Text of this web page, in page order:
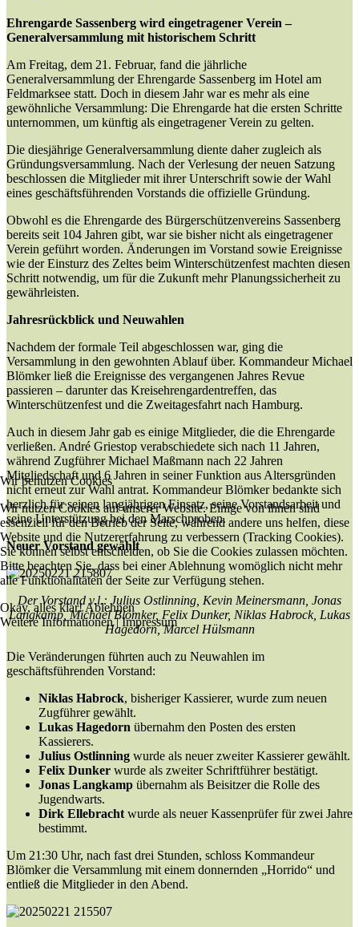
Ehrengarde Sassenberg wird eingetragener Verein –
Generalversammlung mit historischem Schritt
Am Freitag, dem 21. Februar, fand die jährliche
Generalversammlung der Ehrengarde Sassenberg im Hotel am
Feldmarksee statt. Doch in diesem Jahr war es mehr als eine
gewöhnliche Versammlung: Die Ehrengarde hat die ersten Schritte
unternommen, um künftig als eingetragener Verein zu gelten.
Die diesjährige Generalversammlung diente daher zugleich als
Gründungsversammlung. Nach der Verlesung der neuen Satzung
beschlossen die Mitglieder mit ihrer Unterschrift sowie der Wahl
eines geschäftsführenden Vorstands die offizielle Gründung.
Obwohl es die Ehrengarde des Bürgerschützenvereins Sassenberg
bereits seit 104 Jahren gibt, war sie bisher nicht als eingetragener
Verein geführt worden. Änderungen im Vorstand sowie Ereignisse
wie der Einsturz des Zeltes beim Winterschützenfest machten diesen
Schritt notwendig, um für die Zukunft mehr Planungssicherheit zu
gewährleisten.
Jahresrückblick und Neuwahlen
Nachdem der formale Teil abgeschlossen war, ging die
Versammlung in den gewohnten Ablauf über. Kommandeur Michael
Blömker ließ die Ereignisse des vergangenen Jahres Revue
passieren – darunter das Kreisehrengardentreffen, das
Winterschützenfest und die Zweitagesfahrt nach Hamburg.
Auch in diesem Jahr gab es einige Mitglieder, die die Ehrengarde
verließen. André Griestop verabschiedete sich nach 11 Jahren,
während Zugführer Michael Maßmann nach 22 Jahren
Mitgliedschaft und 6 Jahren in seiner Funktion aus Altersgründen
nicht erneut zur Wahl antrat. Kommandeur Blömker bedankte sich
herzlich für seinen langjährigen Einsatz, seine Vorstandsarbeit und
seine Unterstützung bei den Marschproben.
Neuer Vorstand gewählt
Der Vorstand v.l.: Julius Ostlinning, Kevin Meinersmann, Jonas
Langkamp, Michael Blömker, Felix Dunker, Niklas Habrock, Lukas
Hagedorn, Marcel Hülsmann
Die Veränderungen führten auch zu Neuwahlen im
geschäftsführenden Vorstand:
Niklas Habrock, bisheriger Kassierer, wurde zum neuen
Zugführer gewählt.
Lukas Hagedorn übernahm den Posten des ersten
Kassierers.
Julius Ostlinning wurde als neuer zweiter Kassierer gewählt.
Felix Dunker wurde als zweiter Schriftführer bestätigt.
Jonas Langkamp übernahm als Beisitzer die Rolle des
Jugendwarts.
Dirk Ellebracht wurde als neuer Kassenprüfer für zwei Jahre
bestimmt.
Um 21:30 Uhr, nach fast drei Stunden, schloss Kommandeur
Blömker die Versammlung mit einem donnernden „Horrido“ und
entließ die Mitglieder in den Abend.
Wir benutzen Cookies
Wir nutzen Cookies auf unserer Website. Einige von ihnen sind
essenziell für den Betrieb der Seite, während andere uns helfen, diese
Website und die Nutzererfahrung zu verbessern (Tracking Cookies).
Sie können selbst entscheiden, ob Sie die Cookies zulassen möchten.
Bitte beachten Sie, dass bei einer Ablehnung womöglich nicht mehr
alle Funktionalitäten der Seite zur Verfügung stehen.
Okay, alles klar! Ablehnen
Weitere Informationen|Impressum